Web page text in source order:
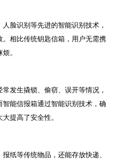
识别等先进的智能识别技术，
相比传统钥匙信箱，用户无需携
。
生撬锁、偷窃、误开等情况，
能信报箱通过智能识别技术，确
提高了安全性。
等传统物品，还能存放快递、